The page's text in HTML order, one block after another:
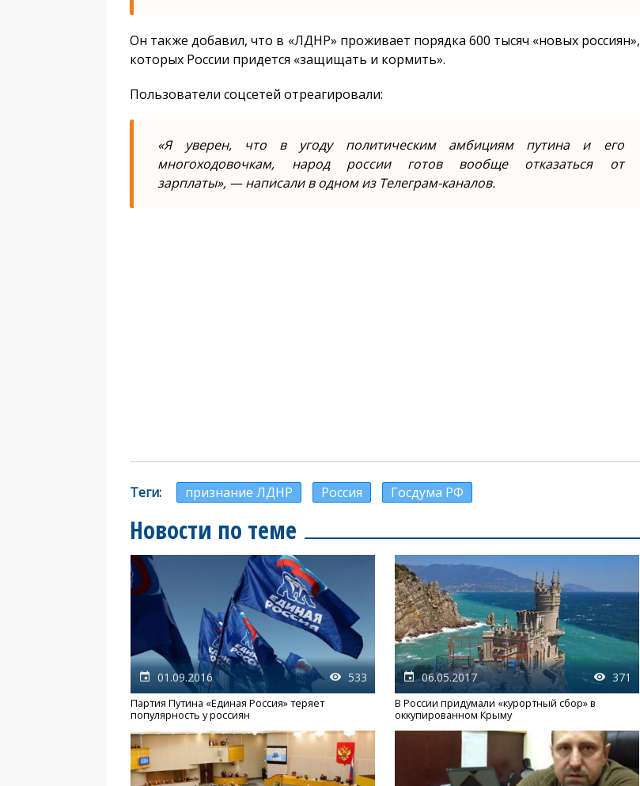
Он также добавил, что в «ЛДНР» проживает порядка 600 тысяч «новых россиян»,
которых России придется «защищать и кормить».
Пользователи соцсетей отреагировали:
«Я уверен, что в угоду политическим амбициям путина и его
многоходовочкам, народ россии готов вообще отказаться от
зарплаты», — написали в одном из Телеграм-каналов.
Теги признание ЛДНР Россия Госдума РФ
Новости по теме
01.09.2016 533
Партия Путина «Единая Россия» теряет
популярность у россиян
06.05.2017 371
В России придумали «курортный сбор» в
оккупированном Крыму